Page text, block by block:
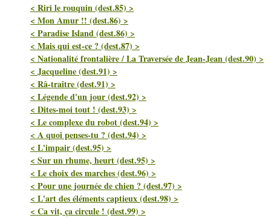
< Riri le rouquin (dest.85) >
< Mon Amur !! (dest.86) >
< Paradise Island (dest.86) >
< Mais qui est-ce ? (dest.87) >
< Nationalité frontalière / La Traversée de Jean-Jean (dest.90) >
< Jacqueline (dest.91) >
< Râ-traître (dest.91) >
< Légende d'un jour (dest.92) >
< Dites-moi tout ! (dest.93) >
< Le complexe du robot (dest.94) >
< A quoi penses-tu ? (dest.94) >
< L'impair (dest.95) >
< Sur un rhume, heurt (dest.95) >
< Le choix des marches (dest.96) >
< Pour une journée de chien ? (dest.97) >
< L'art des éléments captieux (dest.98) >
< Ca vit, ça circule ! (dest.99) >